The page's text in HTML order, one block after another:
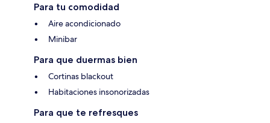
Para tu comodidad
Aire acondicionado
Minibar
Para que duermas bien
Cortinas blackout
Habitaciones insonorizadas
Para que te refresques